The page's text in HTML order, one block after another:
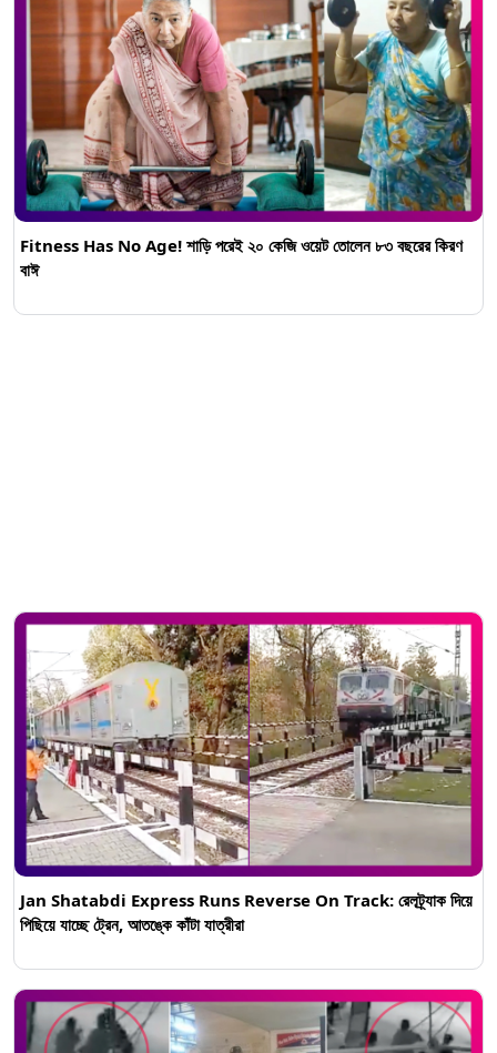
Fitness Has No Age! শাড়ি পরেই ২০ কেজি ওয়েট তোলেন ৮৩ বছরের কিরণ
বাঈ
Jan Shatabdi Express Runs Reverse On Track: রেলট্র্যাক দিয়ে
পিছিয়ে যাচ্ছে ট্রেন, আতঙ্কে কাঁটা যাত্রীরা